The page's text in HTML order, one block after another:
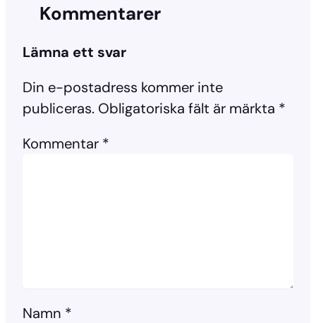
Kommentarer
Lämna ett svar
Din e-postadress kommer inte
publiceras. Obligatoriska fält är märkta *
Kommentar *
Namn *